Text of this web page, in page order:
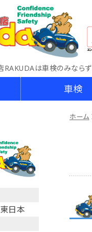
RAKUDAは車検のみなら
車検
ホーム
日本